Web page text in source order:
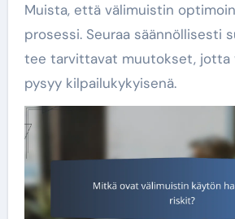
Muista, että välimuistin
prosessi. Seuraa säännöllisesti
tee tarvittavat muutokset, jotta
pysyy kilpailukykyisenä.